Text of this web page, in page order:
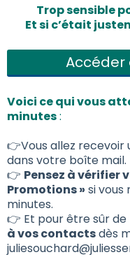
Trop sensible
Et si c’était
Voici ce qui vous
minutes:
👉Vous allez recevoir
dans votre boîte mail.
👉 Pensez à vérifier
Promotions » si vous
minutes.
👉 Et pour être sûr
à vos contactsdès